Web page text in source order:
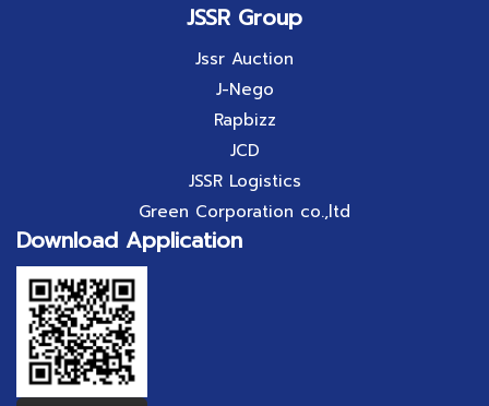
JSSR Group
Jssr Auction
J-Nego
Rapbizz
JCD
JSSR Logistics
Green Corporation co.,ltd
Download Application